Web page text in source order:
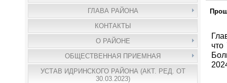
ГЛАВА РАЙОНА
КОНТАКТЫ
О РАЙОНЕ
ОБЩЕСТВЕННАЯ ПРИЕМНАЯ
УСТАВ ИДРИНСКОГО РАЙОНА (АКТ. РЕД. ОТ
30.03.2023)